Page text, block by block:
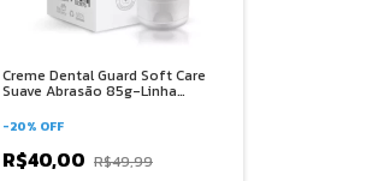
Creme Dental Guard Soft Care
Suave Abrasão 85g-Linha
-20% OFF
R$40,00 R$49,99